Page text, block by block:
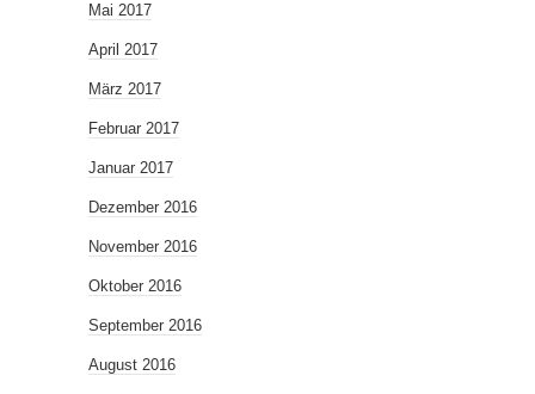
Mai 2017
April 2017
März 2017
Februar 2017
Januar 2017
Dezember 2016
November 2016
Oktober 2016
September 2016
August 2016